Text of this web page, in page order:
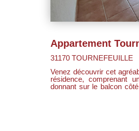
31170 TOURNEFEUILLE
Venez découvrir cet
résidence, comprenant une entrée avec un grand placard penderie, un séjour
donnant sur le balcon